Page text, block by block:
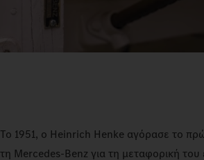
Το 1951, ο Heinrich Henke αγόρασε το
τη Mercedes‑Benz για τη μεταφορική του